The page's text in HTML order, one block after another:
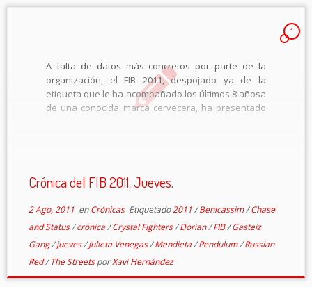
1
A falta de datos más concretos por parte de la
organización, el FIB 2011, despojado ya de la
etiqueta que le ha acompañado los últimos 8 añosa
de una conocida marca cervecera, ha presentado
Crónica del FIB 2011. Jueves.
2 Ago, 2011enCrónicas Etiquetado2011/Benicassim/Chase
and Status/crónica/Crystal Fighters/Dorian/FIB/Gasteiz
Gang/jueves/Julieta Venegas/Mendieta/Pendulum/Russian
Red/The StreetsporXavi Hernández